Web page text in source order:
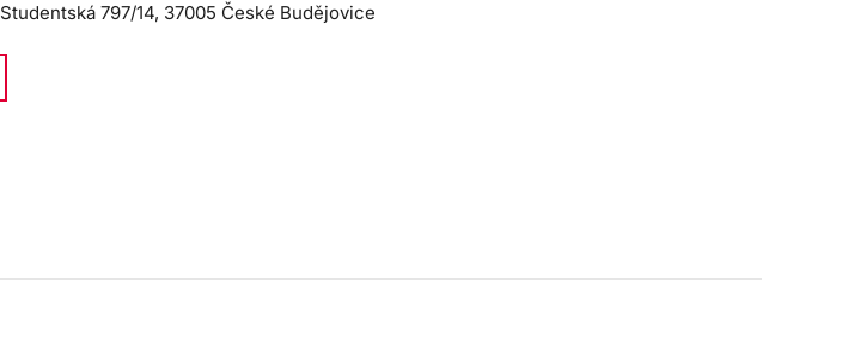
Studentská 797/14, 37005 České Budějovice